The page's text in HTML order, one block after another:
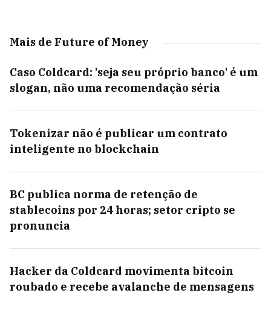
Mais de Future of Money
Caso Coldcard: 'seja seu próprio banco' é um
slogan, não uma recomendação séria
Tokenizar não é publicar um contrato
inteligente no blockchain
BC publica norma de retenção de
stablecoins por 24 horas; setor cripto se
pronuncia
Hacker da Coldcard movimenta bitcoin
roubado e recebe avalanche de mensagens